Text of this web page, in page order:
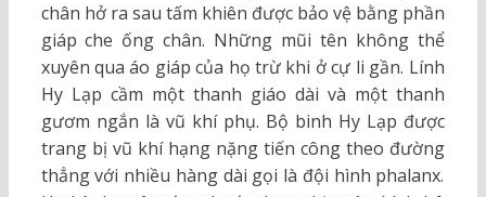
chân hở ra sau tấm khiên được bảo vệ bằng phần
giáp che ống chân. Những mũi tên không thể
xuyên qua áo giáp của họ trừ khi ở cự li gần. Lính
Hy Lạp cầm một thanh giáo dài và một thanh
gươm ngắn là vũ khí phụ. Bộ binh Hy Lạp được
trang bị vũ khí hạng nặng tiến công theo đường
thẳng với nhiều hàng dài gọi là đội hình phalanx.